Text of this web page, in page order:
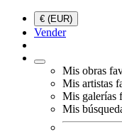
€ (EUR)
Vender
Mis obras
Mis artistas
Mis galerías
Mis